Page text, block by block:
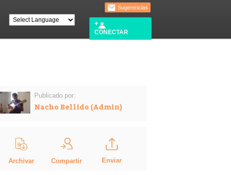
Sugerencias
CONECTAR
Publicado por:
Nacho Bellido (Admin)
Archivar Compartir Enviar